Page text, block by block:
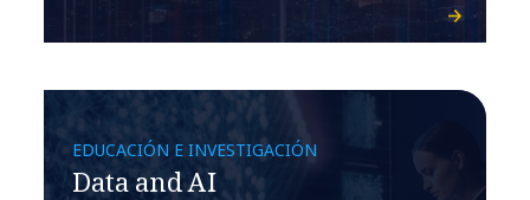
EDUCACIÓN E INVESTIGACIÓN
Data and AI